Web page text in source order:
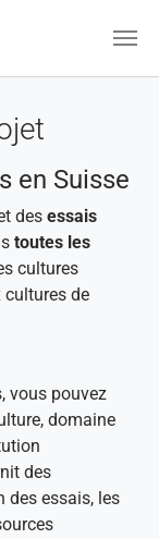
en Suisse
des essais
toutes les
cultures
cultures de
vous pouvez
domaine
des
des essais, les